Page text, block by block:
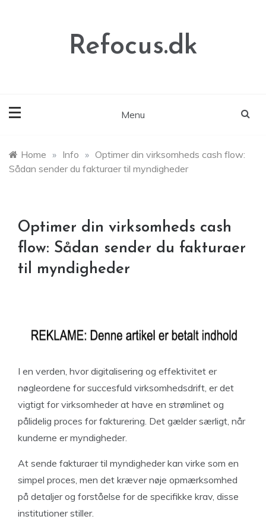
Refocus.dk
Menu
Home » Info » Optimer din virksomheds cash flow:
Sådan sender du fakturaer til myndigheder
Optimer din virksomheds cash
flow: Sådan sender du fakturaer
til myndigheder
I en verden, hvor digitalisering og effektivitet er
nøgleordene for succesfuld virksomhedsdrift, er det
vigtigt for virksomheder at have en strømlinet og
pålidelig proces for fakturering. Det gælder særligt, når
kunderne er myndigheder.
At sende fakturaer til myndigheder kan virke som en
simpel proces, men det kræver nøje opmærksomhed
på detaljer og forståelse for de specifikke krav, disse
institutioner stiller.